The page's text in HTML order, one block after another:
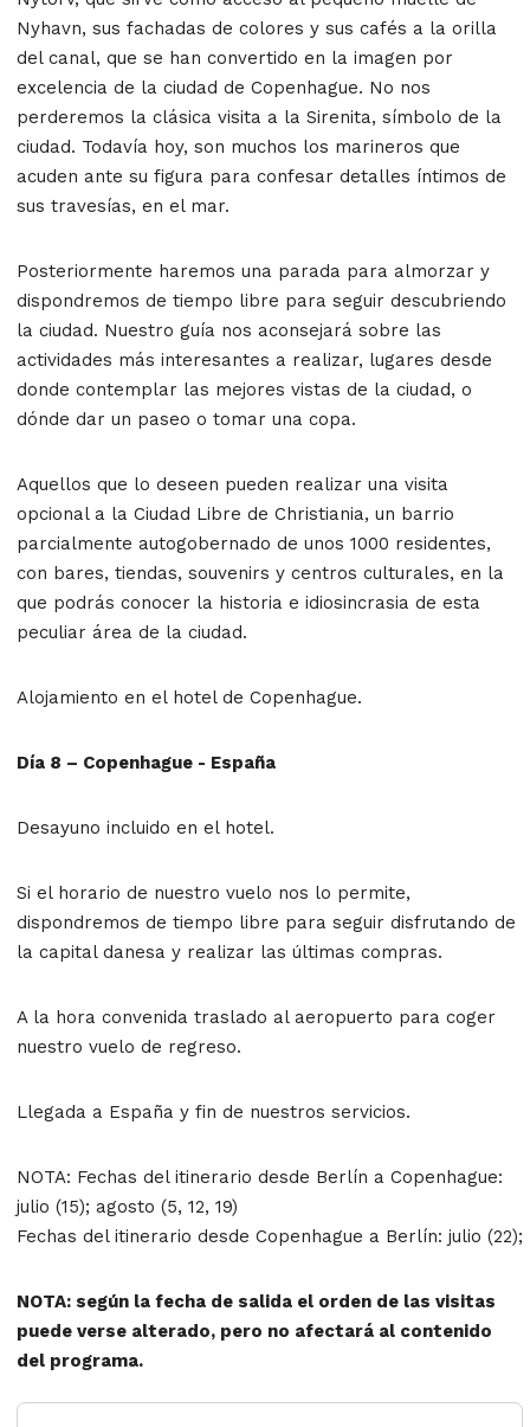
Nyhavn, sus fachadas de colores y sus cafés a la orilla
del canal, que se han convertido en la imagen por
excelencia de la ciudad de Copenhague. No nos
perderemos la clásica visita a la Sirenita, símbolo de la
ciudad. Todavía hoy, son muchos los marineros que
acuden ante su figura para confesar detalles íntimos de
sus travesías, en el mar.
Posteriormente haremos una parada para almorzar y
dispondremos de tiempo libre para seguir descubriendo
la ciudad. Nuestro guía nos aconsejará sobre las
actividades más interesantes a realizar, lugares desde
donde contemplar las mejores vistas de la ciudad, o
dónde dar un paseo o tomar una copa.
Aquellos que lo deseen pueden realizar una visita
opcional a la Ciudad Libre de Christiania, un barrio
parcialmente autogobernado de unos 1000 residentes,
con bares, tiendas, souvenirs y centros culturales, en la
que podrás conocer la historia e idiosincrasia de esta
peculiar área de la ciudad.
Alojamiento en el hotel de Copenhague.
Día 8 – Copenhague - España
Desayuno incluido en el hotel.
Si el horario de nuestro vuelo nos lo permite,
dispondremos de tiempo libre para seguir disfrutando de
la capital danesa y realizar las últimas compras.
A la hora convenida traslado al aeropuerto para coger
nuestro vuelo de regreso.
Llegada a España y fin de nuestros servicios.
NOTA: Fechas del itinerario desde Berlín a Copenhague:
julio (15); agosto (5, 12, 19)
Fechas del itinerario desde Copenhague a Berlín: julio (22);
NOTA: según la fecha de salida el orden de las visitas
puede verse alterado, pero no afectará al contenido
del programa.